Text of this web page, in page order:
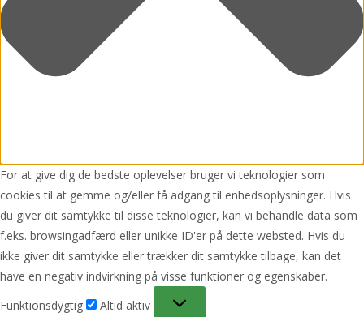
For at give dig de bedste oplevelser bruger vi teknologier som
cookies til at gemme og/eller få adgang til enhedsoplysninger. Hvis
du giver dit samtykke til disse teknologier, kan vi behandle data som
f.eks. browsingadfærd eller unikke ID'er på dette websted. Hvis du
ikke giver dit samtykke eller trækker dit samtykke tilbage, kan det
have en negativ indvirkning på visse funktioner og egenskaber.
Funktionsdygtig
Altid aktiv